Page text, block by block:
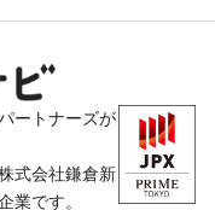
ートナーズが
式会社鎌倉新
業です。